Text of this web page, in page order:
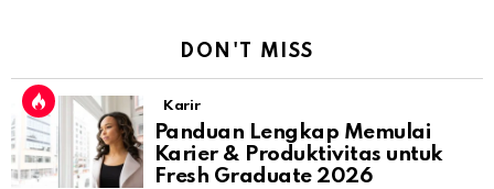
DON'T MISS
Karir
Panduan Lengkap Memulai
Karier & Produktivitas untuk
Fresh Graduate 2026